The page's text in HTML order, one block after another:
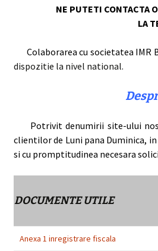
NE PUTETI CONTACTA
LA
Colaborarea cu societatea IMR
dispozitie la nivel national.
Potrivit denumirii site-ului
clientilor de Luni pana Duminica,
si cu promptitudinea necesara
DOCUMENTE UTILE
Anexa 1 inregistrare fiscala